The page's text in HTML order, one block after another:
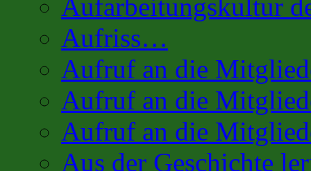
Aufarbeitungskultur
Aufriss…
Aufruf an die
Aufruf an die
Aufruf an die
Aus der Geschichte